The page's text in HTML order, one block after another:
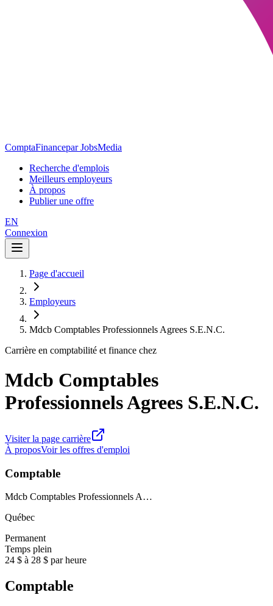
ComptaFinancepar JobsMedia
Recherche d'emplois
Meilleurs employeurs
À propos
Publier une offre
EN
Connexion
Page d'accueil
Employeurs
Mdcb Comptables Professionnels Agrees S.E.N.C.
Carrière en comptabilité et finance chez
Mdcb Comptables
Professionnels Agrees S.E.N.C.
Visiter la page carrière
À proposVoir les offres d'emploi
Comptable
Mdcb Comptables Professionnels A…
Québec
Permanent
Temps plein
24 $ à 28 $ par heure
Comptable